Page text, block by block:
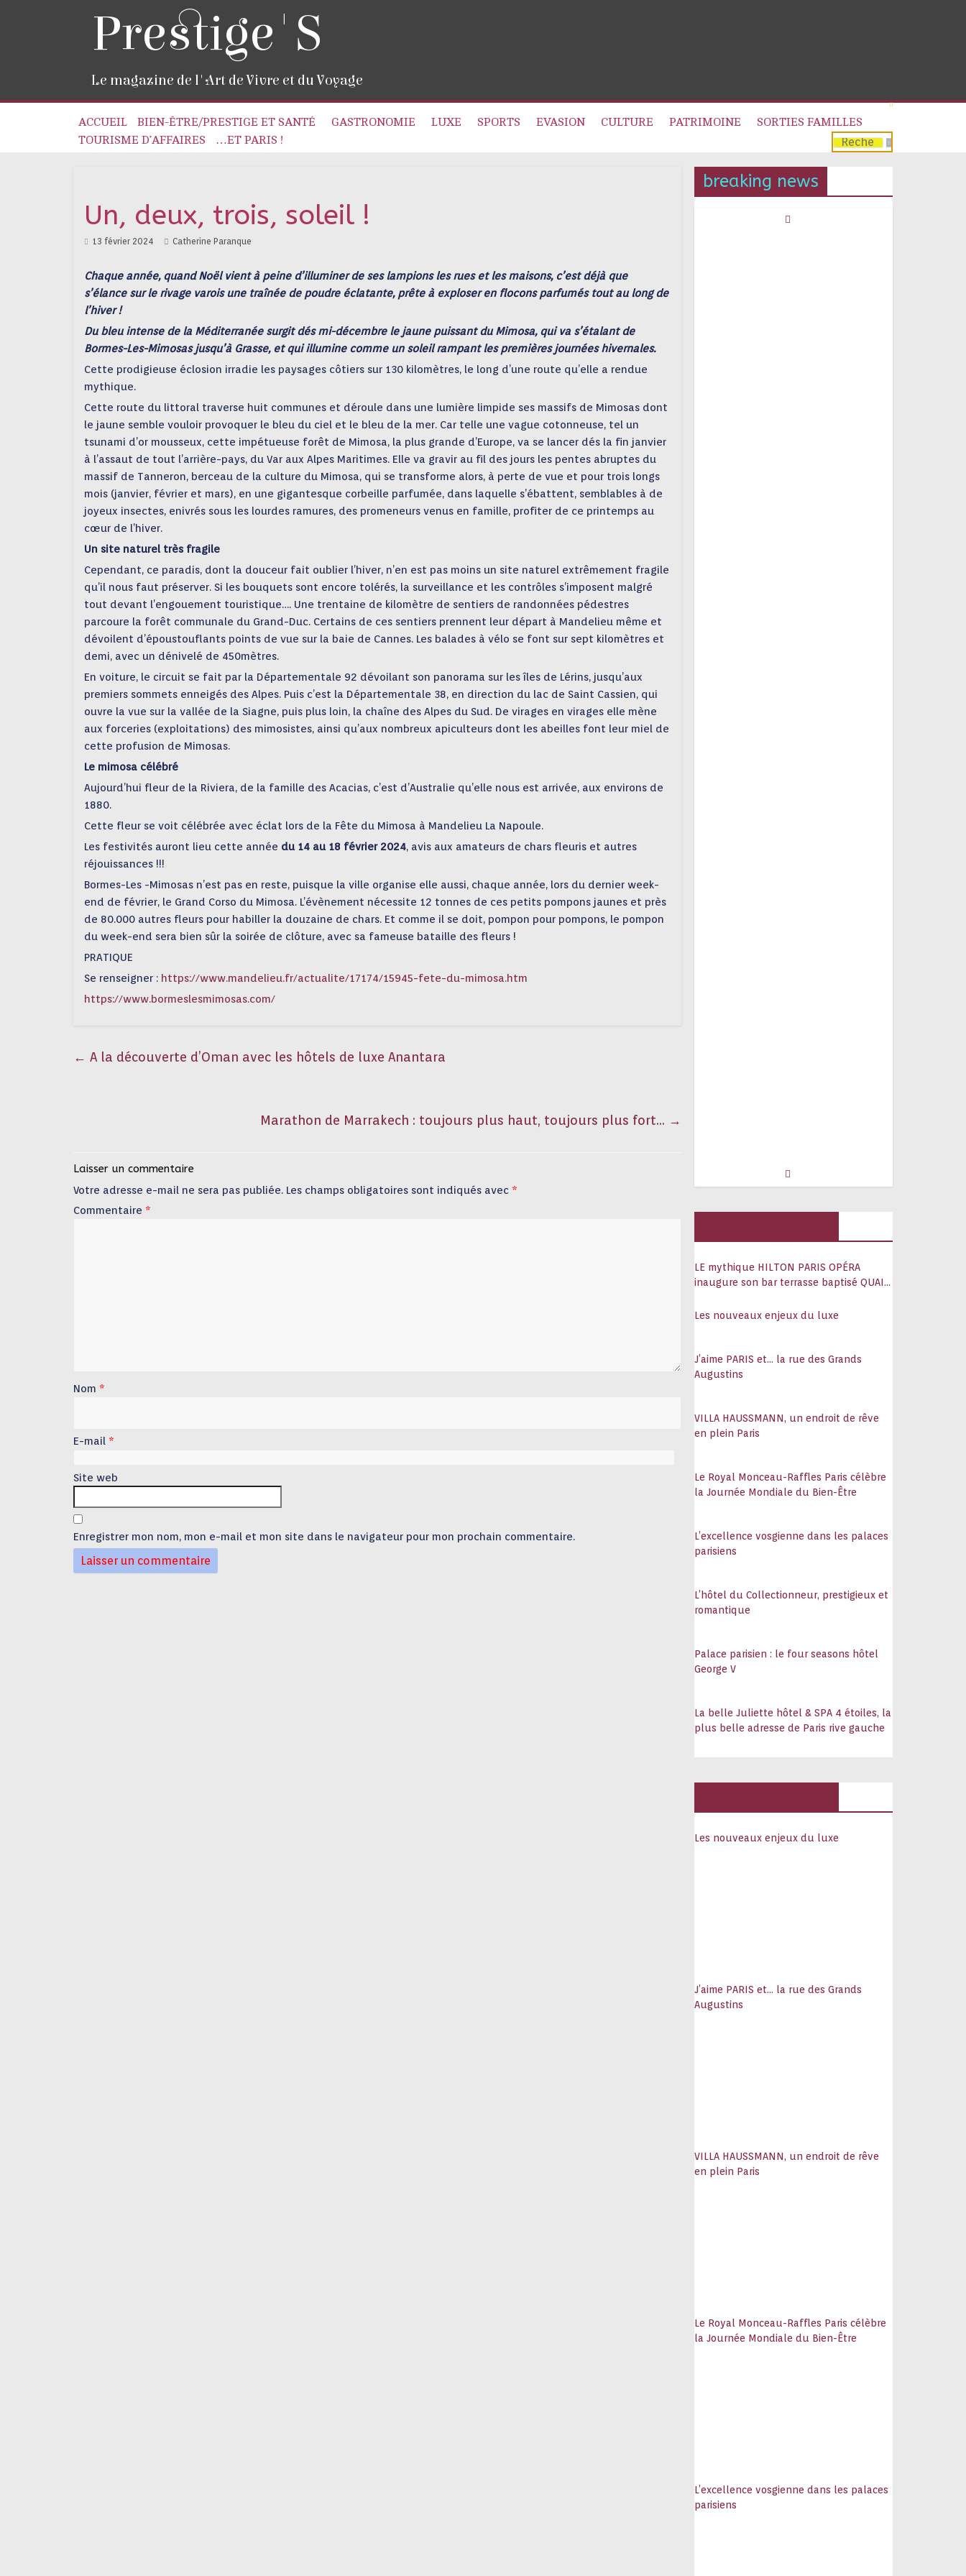
Prestige'S
Le magazine de l'Art de Vivre et du Voyage
ACCUEIL BIEN-ÊTRE/PRESTIGE ET SANTÉ GASTRONOMIE LUXE SPORTS EVASION CULTURE PATRIMOINE
SORTIES FAMILLES
TOURISME D’AFFAIRES
…ET PARIS !
Un, deux, trois, soleil !
13 février 2024 Catherine Paranque
Chaque année, quand Noël vient à peine d’illuminer de ses lampions les rues et les maisons, c’est déjà que
s’élance sur le rivage varois une traînée de poudre éclatante, prête à exploser en flocons parfumés tout au long de
l’hiver !
Du bleu intense de la Méditerranée surgit dés mi-décembre le jaune puissant du Mimosa, qui va s’étalant de
Bormes-Les-Mimosas jusqu’à Grasse, et qui illumine comme un soleil rampant les premières journées hivernales.
Cette prodigieuse éclosion irradie les paysages côtiers sur 130 kilomètres, le long d’une route qu’elle a rendue
mythique.
Cette route du littoral traverse huit communes et déroule dans une lumière limpide ses massifs de Mimosas dont
le jaune semble vouloir provoquer le bleu du ciel et le bleu de la mer. Car telle une vague cotonneuse, tel un
tsunami d’or mousseux, cette impétueuse forêt de Mimosa, la plus grande d’Europe, va se lancer dés la fin janvier
à l’assaut de tout l’arrière-pays, du Var aux Alpes Maritimes. Elle va gravir au fil des jours les pentes abruptes du
massif de Tanneron, berceau de la culture du Mimosa, qui se transforme alors, à perte de vue et pour trois longs
mois (janvier, février et mars), en une gigantesque corbeille parfumée, dans laquelle s’ébattent, semblables à de
joyeux insectes, enivrés sous les lourdes ramures, des promeneurs venus en famille, profiter de ce printemps au
cœur de l’hiver.
Un site naturel très fragile
Cependant, ce paradis, dont la douceur fait oublier l’hiver, n’en est pas moins un site naturel extrêmement fragile
qu’il nous faut préserver. Si les bouquets sont encore tolérés, la surveillance et les contrôles s’imposent malgré
tout devant l’engouement touristique…. Une trentaine de kilomètre de sentiers de randonnées pédestres
parcoure la forêt communale du Grand-Duc. Certains de ces sentiers prennent leur départ à Mandelieu même et
dévoilent d’époustouflants points de vue sur la baie de Cannes. Les balades à vélo se font sur sept kilomètres et
demi, avec un dénivelé de 450mètres.
En voiture, le circuit se fait par la Départementale 92 dévoilant son panorama sur les îles de Lérins, jusqu’aux
premiers sommets enneigés des Alpes. Puis c’est la Départementale 38, en direction du lac de Saint Cassien, qui
ouvre la vue sur la vallée de la Siagne, puis plus loin, la chaîne des Alpes du Sud. De virages en virages elle mène
aux forceries (exploitations) des mimosistes, ainsi qu’aux nombreux apiculteurs dont les abeilles font leur miel de
cette profusion de Mimosas.
Le mimosa célébré
Aujourd’hui fleur de la Riviera, de la famille des Acacias, c’est d’Australie qu’elle nous est arrivée, aux environs de
1880.
Cette fleur se voit célébrée avec éclat lors de la Fête du Mimosa à Mandelieu La Napoule.
Les festivités auront lieu cette année du 14 au 18 février 2024, avis aux amateurs de chars fleuris et autres
réjouissances !!!
Bormes-Les -Mimosas n’est pas en reste, puisque la ville organise elle aussi, chaque année, lors du dernier week-
end de février, le Grand Corso du Mimosa. L’évènement nécessite 12 tonnes de ces petits pompons jaunes et près
de 80.000 autres fleurs pour habiller la douzaine de chars. Et comme il se doit, pompon pour pompons, le pompon
du week-end sera bien sûr la soirée de clôture, avec sa fameuse bataille des fleurs !
PRATIQUE
Se renseigner : https://www.mandelieu.fr/actualite/17174/15945-fete-du-mimosa.htm
https://www.bormeslesmimosas.com/
← A la découverte d’Oman avec les hôtels de luxe Anantara
Marathon de Marrakech : toujours plus haut, toujours plus fort… →
Laisser un commentaire
Votre adresse e-mail ne sera pas publiée. Les champs obligatoires sont indiqués avec *
Commentaire *
Nom *
E-mail *
Site web
Enregistrer mon nom, mon e-mail et mon site dans le navigateur pour mon prochain commentaire.
breaking news
LE mythique HILTON PARIS OPÉRA
inaugure son bar terrasse baptisé QUAI
Les nouveaux enjeux du luxe
J’aime PARIS et… la rue des Grands
Augustins
VILLA HAUSSMANN, un endroit de rêve
en plein Paris
Le Royal Monceau-Raffles Paris célèbre
la Journée Mondiale du Bien-Être
L’excellence vosgienne dans les palaces
parisiens
L’hôtel du Collectionneur, prestigieux et
romantique
Palace parisien : le four seasons hôtel
George V
La belle Juliette hôtel & SPA 4 étoiles, la
plus belle adresse de Paris rive gauche
Les nouveaux enjeux du luxe
J’aime PARIS et… la rue des Grands
Augustins
VILLA HAUSSMANN, un endroit de rêve
en plein Paris
Le Royal Monceau-Raffles Paris célèbre
la Journée Mondiale du Bien-Être
L’excellence vosgienne dans les palaces
parisiens